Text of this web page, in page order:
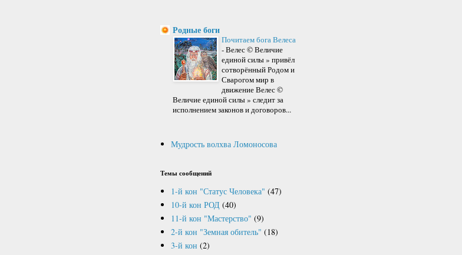
Родные боги
Почитаем бога Велеса
-Велес © Величие
единой силы » привёл
сотворённый Родом и
Сварогом мир в
движение Велес ©
Величие единой силы » следит за
исполнением законов и договоров...
Мудрость волхва Ломоносова
Темы сообщений
1-й кон "Статус Человека" (47)
10-й кон РОД (40)
11-й кон "Мастерство" (9)
2-й кон "Земная обитель" (18)
3-й кон (2)